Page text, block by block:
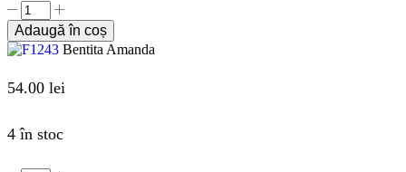
Adaugă în coș
Bentita Amanda
54.00 lei
4 în stoc